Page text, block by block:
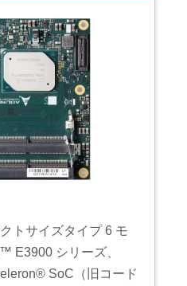
トサイズタイプ 6 モ
E3900 シリーズ、
SoC（旧コード